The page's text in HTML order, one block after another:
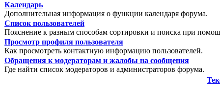
Календарь
Дополнительная информация о функции календаря форума.
Список пользователей
Пояснение к разным способам сортировки и поиска при
Просмотр профиля пользователя
Как просмотреть контактную информацию пользователей.
Обращения к модераторам и жалобы на сообщения
Где найти список модераторов и администраторов форума.